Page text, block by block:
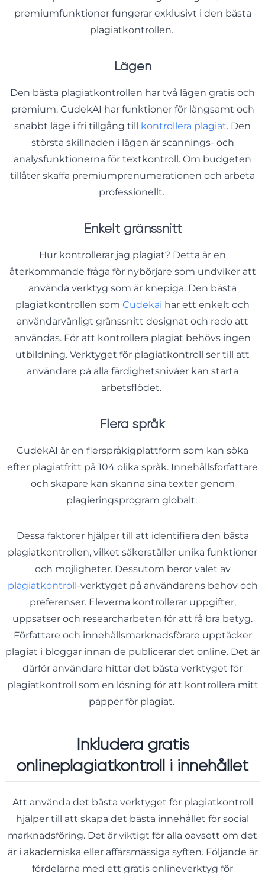
premiumfunktioner fungerar exklusivt i den bästa
plagiatkontrollen.
Lägen
Den bästa plagiatkontrollen har två lägen gratis och
premium. CudekAI har funktioner för långsamt och
snabbt läge i fri tillgång till kontrollera plagiat. Den
största skillnaden i lägen är scannings- och
analysfunktionerna för textkontroll. Om budgeten
tillåter skaffa premiumprenumerationen och arbeta
professionellt.
Enkelt gränssnitt
Hur kontrollerar jag plagiat? Detta är en
återkommande fråga för nybörjare som undviker att
använda verktyg som är knepiga. Den bästa
plagiatkontrollen som Cudekai har ett enkelt och
användarvänligt gränssnitt designat och redo att
användas. För att kontrollera plagiat behövs ingen
utbildning. Verktyget för plagiatkontroll ser till att
användare på alla färdighetsnivåer kan starta
arbetsflödet.
Flera språk
CudekAI är en flerspråkigplattform som kan söka
efter plagiatfritt på 104 olika språk. Innehållsförfattare
och skapare kan skanna sina texter genom
plagieringsprogram globalt.
Dessa faktorer hjälper till att identifiera den bästa
plagiatkontrollen, vilket säkerställer unika funktioner
och möjligheter. Dessutom beror valet av
plagiatkontroll-verktyget på användarens behov och
preferenser. Eleverna kontrollerar uppgifter,
uppsatser och researcharbeten för att få bra betyg.
Författare och innehållsmarknadsförare upptäcker
plagiat i bloggar innan de publicerar det online. Det är
därför användare hittar det bästa verktyget för
plagiatkontroll som en lösning för att kontrollera mitt
papper för plagiat.
Inkludera gratis
onlineplagiatkontroll i innehållet
Att använda det bästa verktyget för plagiatkontroll
hjälper till att skapa det bästa innehållet för social
marknadsföring. Det är viktigt för alla oavsett om det
är i akademiska eller affärsmässiga syften. Följande är
fördelarna med ett gratis onlineverktyg för